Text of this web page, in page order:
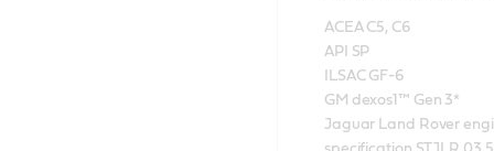
ACEA C5, C6
API SP
ILSAC GF-6
GM dexos1™ Gen 3*
Jaguar Land Rover